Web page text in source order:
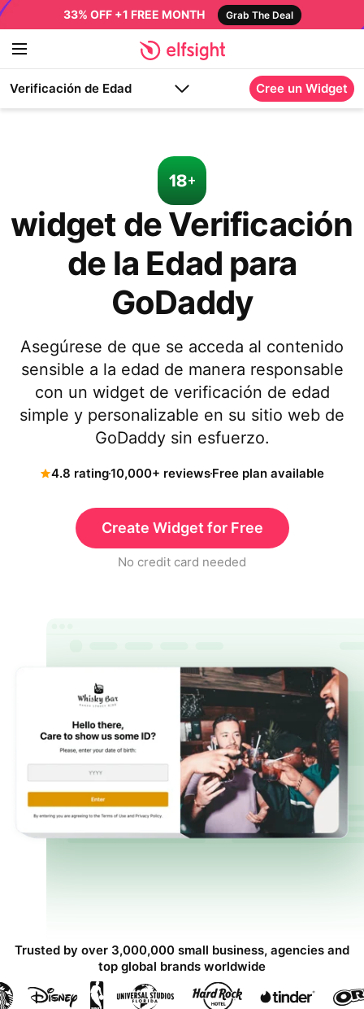
33% OFF +1 FREE MONTH Grab The Deal
Verificación de Edad Cree un Widget
widget de Verificación
de la Edad para
GoDaddy
Asegúrese de que se acceda al contenido
sensible a la edad de manera responsable
con un widget de verificación de edad
simple y personalizable en su sitio web de
GoDaddy sin esfuerzo.
4.8 rating10,000+ reviewsFree plan available
Create Widget for Free
No credit card needed
Trusted by over 3,000,000 small business, agencies and
top global brands worldwide